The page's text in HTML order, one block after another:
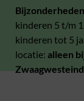
Bijzonderheden
kinderen 5 t/m
kinderen tot 5
locatie: alleen